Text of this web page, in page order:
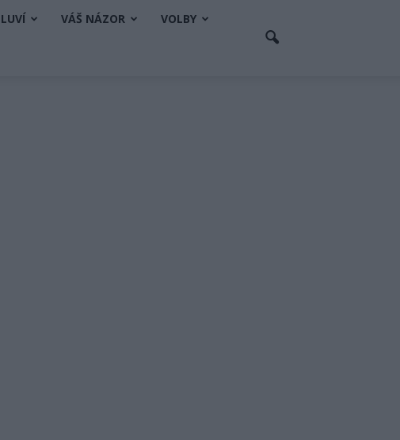
VÁŠ NÁZOR VOLBY